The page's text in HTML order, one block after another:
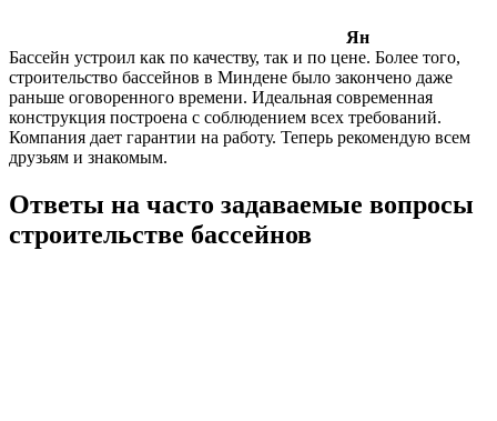
Ян
Бассейн устроил как по качеству, так и по цене. Более того,
строительство бассейнов в Миндене было закончено даже
раньше оговоренного времени. Идеальная современная
конструкция построена с соблюдением всех требований.
Компания дает гарантии на работу. Теперь рекомендую всем
друзьям и знакомым.
Ответы на часто задаваемые вопросы
строительстве бассейнов